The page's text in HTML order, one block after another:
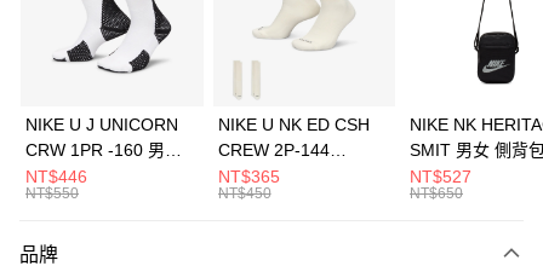
合作金庫商業銀行
第一商業銀行
華南商業銀行
彰化商業銀行
上海商業儲蓄銀行
元大商業銀行
Apple Pay
全盈+PAY
AFTEE先享後付
【關於「AFTEE先享後付」】
NIKE U J UNICORN
CRW 1PR -160 男女
中統襪 FZ3393100
NT$446
NT$550
NIKE U NK ED CSH
CREW 2P-144
EMBRDY 男女 短統襪
FZ3073133
NT$365
NT$450
NIKE NK
SMIT 男女 側背
BA5871010
NT$527
NT$650
品牌